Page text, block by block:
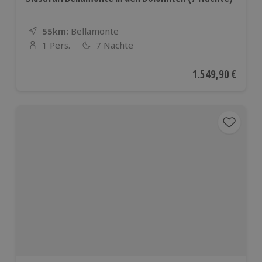
55km: Entfernung
Standort
Bellamonte
Anzahl der Teilnehmer
1 Pers. 7 Nächte
Aktueller Preis
1.549,90 €